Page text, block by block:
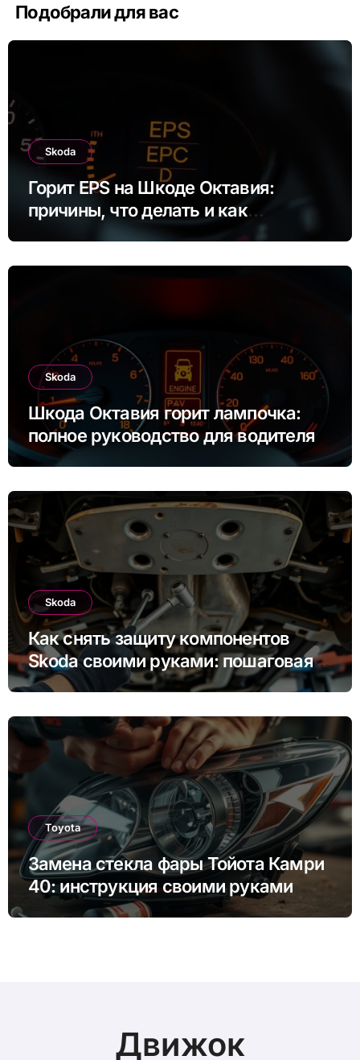
Подобрали для вас
Skoda
Горит EPS на Шкоде Октавия:
причины, что делать и как
исправить ошибку
Skoda
Шкода Октавия горит лампочка:
полное руководство для водителя
Skoda
Как снять защиту компонентов
Skoda своими руками: пошаговая
инструкция для Rapid, Octavia и
Toyota
Замена стекла фары Тойота Камри
40: инструкция своими руками
Движок